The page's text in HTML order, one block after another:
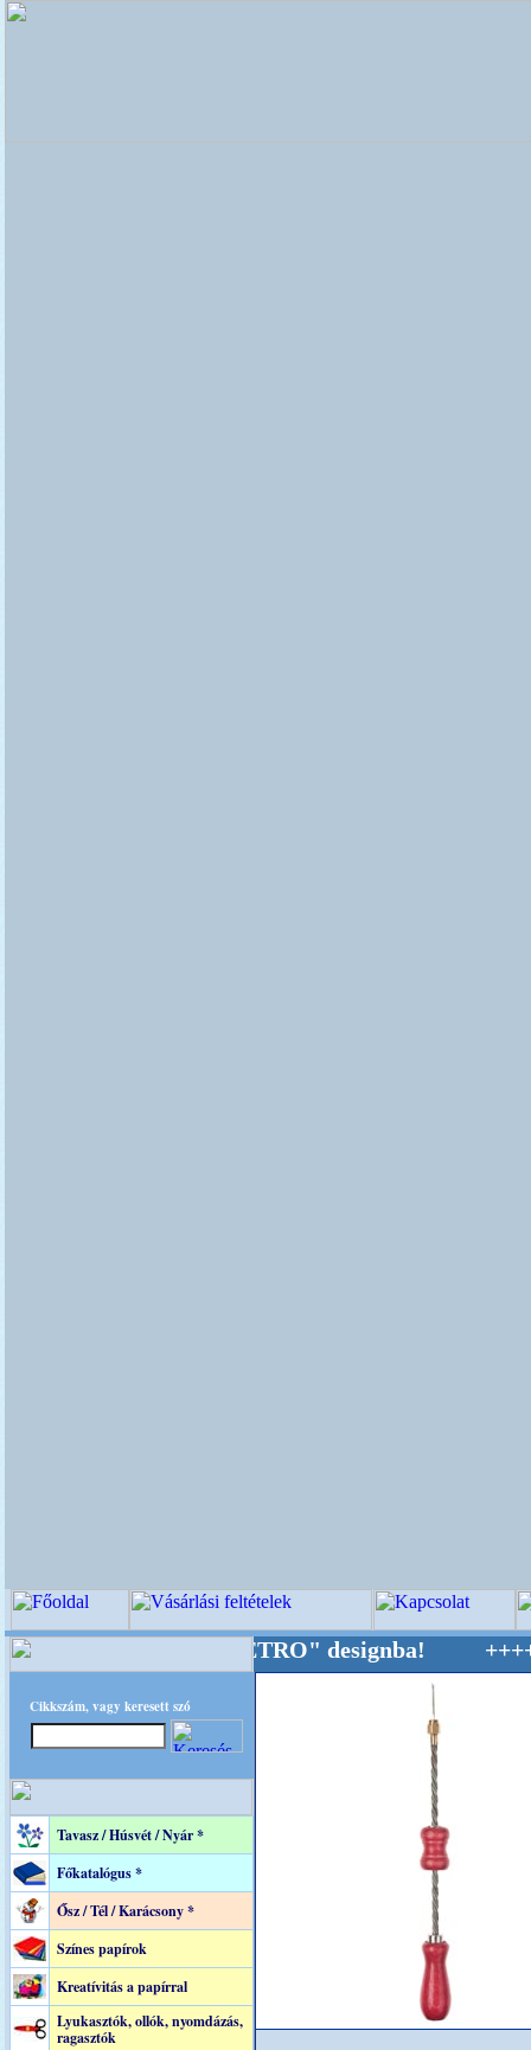
Cikkszám, vagy keresett szó
Tavasz / Húsvét / Nyár *
Főkatalógus *
Ősz / Tél / Karácsony *
Színes papírok
Kreatívitás a papírral
Lyukasztók, ollók, nyomdázás,
ragasztók
"Oldtimer/RETRO" designba! +++++++